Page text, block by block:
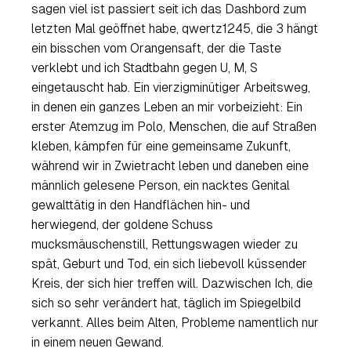
sagen viel ist passiert seit ich das Dashbord zum
letzten Mal geöffnet habe, qwertz1245, die 3 hängt
ein bisschen vom Orangensaft, der die Taste
verklebt und ich Stadtbahn gegen U, M, S
eingetauscht hab. Ein vierzigminütiger Arbeitsweg,
in denen ein ganzes Leben an mir vorbeizieht: Ein
erster Atemzug im Polo, Menschen, die auf Straßen
kleben, kämpfen für eine gemeinsame Zukunft,
während wir in Zwietracht leben und daneben eine
männlich gelesene Person, ein nacktes Genital
gewalttätig in den Handflächen hin- und
herwiegend, der goldene Schuss
mucksmäuschenstill, Rettungswagen wieder zu
spät, Geburt und Tod, ein sich liebevoll küssender
Kreis, der sich hier treffen will. Dazwischen Ich, die
sich so sehr verändert hat, täglich im Spiegelbild
verkannt. Alles beim Alten, Probleme namentlich nur
in einem neuen Gewand.